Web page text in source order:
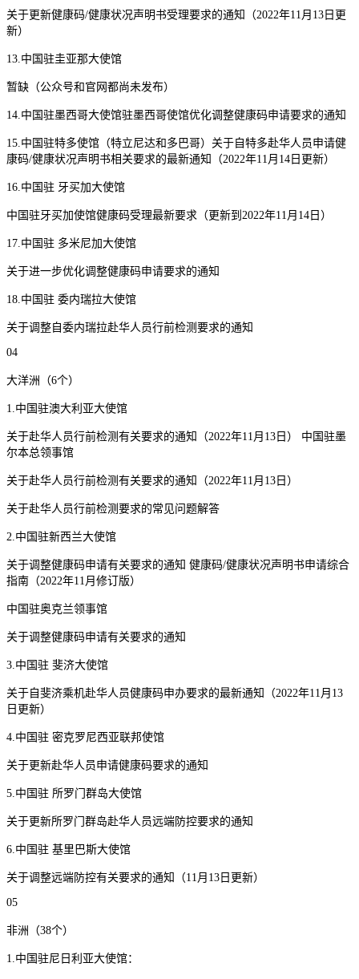
关于更新健康码/健康状况声明书受理要求的通知（2022年11月13日更
新）
13.中国驻圭亚那大使馆
暂缺（公众号和官网都尚未发布）
14.中国驻墨西哥大使馆驻墨西哥使馆优化调整健康码申请要求的通知
15.中国驻特多使馆（特立尼达和多巴哥）关于自特多赴华人员申请健
康码/健康状况声明书相关要求的最新通知（2022年11月14日更新）
16.中国驻 牙买加大使馆
中国驻牙买加使馆健康码受理最新要求（更新到2022年11月14日）
17.中国驻 多米尼加大使馆
关于进一步优化调整健康码申请要求的通知
18.中国驻 委内瑞拉大使馆
关于调整自委内瑞拉赴华人员行前检测要求的通知
04
大洋洲（6个）
1.中国驻澳大利亚大使馆
关于赴华人员行前检测有关要求的通知（2022年11月13日） 中国驻墨
尔本总领事馆
关于赴华人员行前检测有关要求的通知（2022年11月13日）
关于赴华人员行前检测要求的常见问题解答
2.中国驻新西兰大使馆
关于调整健康码申请有关要求的通知 健康码/健康状况声明书申请综合
指南（2022年11月修订版）
中国驻奥克兰领事馆
关于调整健康码申请有关要求的通知
3.中国驻 斐济大使馆
关于自斐济乘机赴华人员健康码申办要求的最新通知（2022年11月13
日更新）
4.中国驻 密克罗尼西亚联邦使馆
关于更新赴华人员申请健康码要求的通知
5.中国驻 所罗门群岛大使馆
关于更新所罗门群岛赴华人员远端防控要求的通知
6.中国驻 基里巴斯大使馆
关于调整远端防控有关要求的通知（11月13日更新）
05
非洲（38个）
1.中国驻尼日利亚大使馆：